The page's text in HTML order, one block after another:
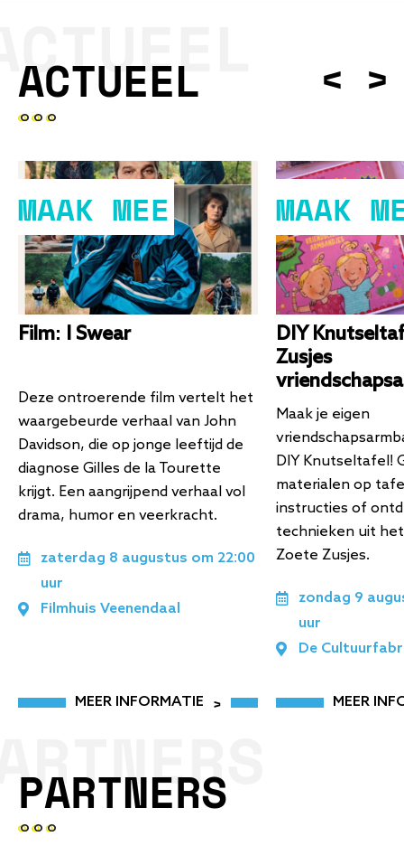
ACTUEEL
MAAK MEE
Film: I Swear
Deze ontroerende film vertelt het
waargebeurde verhaal van John
Davidson, die op jonge leeftijd de
diagnose Gilles de la Tourette
krijgt. Een aangrijpend verhaal vol
drama, humor en veerkracht.
zaterdag 8 augustus om 22:00
uur
Filmhuis Veenendaal
MEER INFORMATIE
MAAK
DIY
Zusjes
Maak je eigen
DIY Knutseltafel!
materialen op
instructies of
technieken uit
Zoete Zusjes.
zondag 9
uur
De
MEER
PARTNERS